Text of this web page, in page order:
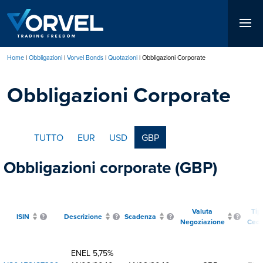
contenuto
principale
di
Home Obbligazioni Vorvel Bonds Quotazioni Obbligazioni Corporate
Obbligazioni Corporate
TUTTO EUR USD GBP
Obbligazioni corporate (GBP)
ISIN Descrizione Scadenza
Valuta
Negoziazione
ENEL 5,75%